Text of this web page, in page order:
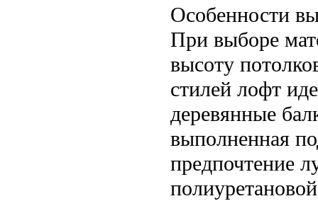
Особенности
При выборе
высоту
стилей лофт
деревянные
выполненная
предпочтение